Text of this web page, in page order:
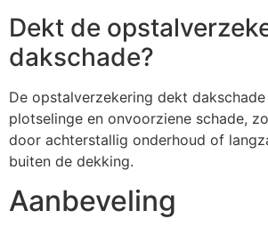
Dekt de
dakschade?
De opstalverzekering dekt
plotselinge en onvoorziene schade,
door achterstallig onderhoud of
buiten de dekking.
Aanbeveling